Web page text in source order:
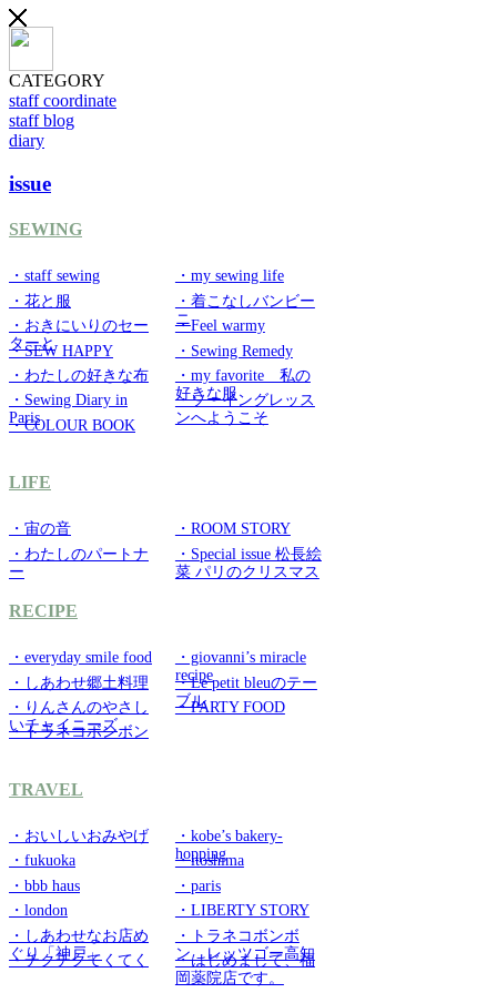
CATEGORY
staff coordinate
staff blog
diary
issue
SEWING
・staff sewing
・my sewing life
・花と服
・着こなしバンビー
ニ
・おきにいりのセー
ターと
・Feel warmy
・SEW HAPPY
・Sewing Remedy
・わたしの好きな布
・my favorite 私の
好きな服
・Sewing Diary in
Paris
・ソーイングレッス
ンへようこそ
・COLOUR BOOK
LIFE
・宙の音
・ROOM STORY
・わたしのパートナ
ー
・Special issue 松長絵
菜 パリのクリスマス
RECIPE
・everyday smile food
・giovanni’s miracle
recipe
・しあわせ郷土料理
・Le petit bleuのテー
ブル
・りんさんのやさし
いチャイニーズ
・PARTY FOOD
・トラネコボンボン
TRAVEL
・おいしいおみやげ
・kobe’s bakery-
hopping
・fukuoka
・itoshima
・bbb haus
・paris
・london
・LIBERTY STORY
・しあわせなお店め
ぐり「神戸」
・トラネコボンボ
ン レッツゴー高知
・チクチクてくてく
・はじめまして、福
岡薬院店です。